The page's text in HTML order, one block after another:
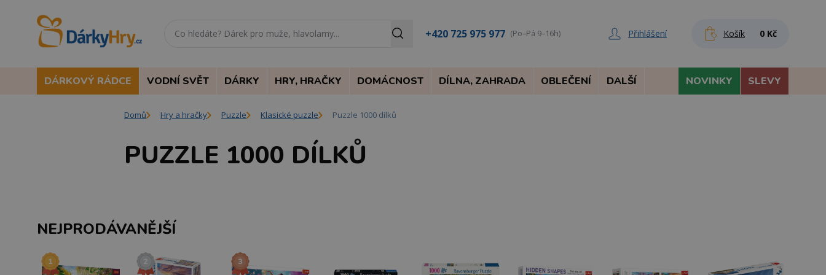
+420 725 975 977 (Po–Pá 9–16h) Přihlášení Košík 0 Kč
DÁRKOVÝ RÁDCE VODNÍ SVĚT DÁRKY HRY, HRAČKY DOMÁCNOST DÍLNA, ZAHRADA OBLEČENÍ DALŠÍ NOVINKY SLEVY
Domů Hry a hračky Puzzle Klasické puzzle Puzzle 1000 dílků
PUZZLE 1000 DÍLKŮ
NEJPRODÁVANĚJŠÍ